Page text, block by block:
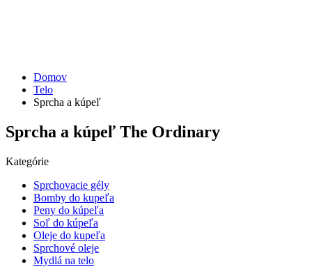
Domov
Telo
Sprcha a kúpeľ
Sprcha a kúpeľ The Ordinary
Kategórie
Sprchovacie gély
Bomby do kupeľa
Peny do kúpeľa
Soľ do kúpeľa
Oleje do kupeľa
Sprchové oleje
Mydlá na telo